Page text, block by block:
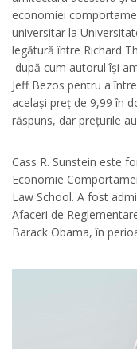
economiei
universitar la
legătură între Richard
după cum autorul își
Jeff Bezos pentru a
același preț de 9,99 în
răspuns, dar prețurile
Cass R. Sunstein este
Economie
Law School. A fost
Afaceri de
Barack Obama, în